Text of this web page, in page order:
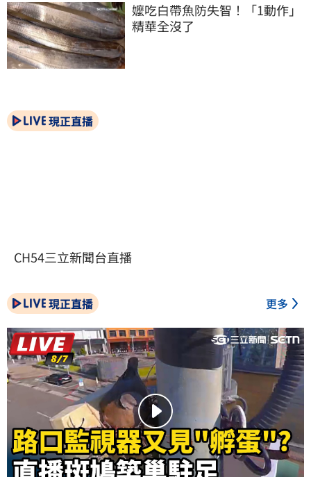
嬤吃白帶魚防失智！「1動作」
精華全沒了
現正直播
CH54三立新聞台直播
現正直播 更多